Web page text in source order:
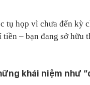
tụ họp vì chưa đến kỳ
– bạn đang sở hữu
khái niệm như